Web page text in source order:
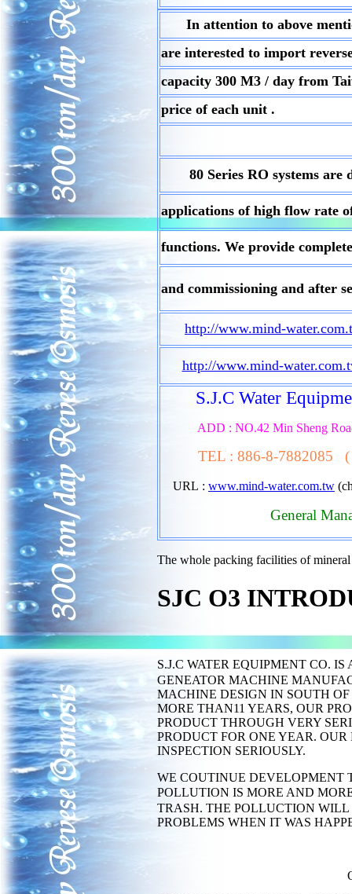
In attention to above
are interested to import
capacity 300 M3 / day from
price of each unit .
80 Series RO systems are
applications of high flow rate
functions. We provide
and commissioning and after
http://www.mind-
http://www.mind-
S.J.C Water
ADD : NO.42 Min Sheng
TEL : 886-8-7882085
URL : www.mind-water.com.tw
General
The whole packing facilities of
SJC O3
S.J.C WATER EQUIPMENT CO.
GENEATOR MACHINE
MACHINE DESIGN IN SOUTH
MORE THAN11 YEARS, OUR
PRODUCT THROUGH VERY
PRODUCT FOR ONE YEAR. OUR
INSPECTION SERIOUSLY.
WE COUTINUE DEVELOPMENT
POLLUTION IS MORE AND
TRASH. THE POLLUCTION
PROBLEMS WHEN IT WAS